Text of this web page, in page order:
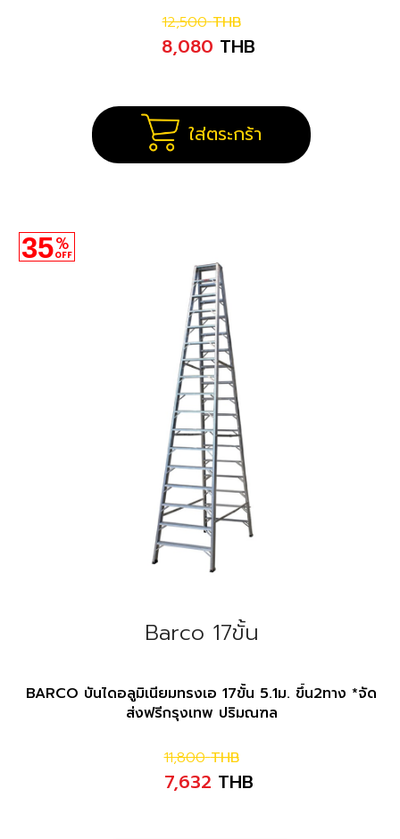
12,500 THB
8,080 THB
ใส่ตระกร้า
35%
OFF
Barco 17ขั้น
BARCO บันไดอลูมิเนียมทรงเอ 17ขั้น 5.1ม. ขึ้น2ทาง *จัด
ส่งฟรีกรุงเทพ ปริมณฑล
11,800 THB
7,632 THB